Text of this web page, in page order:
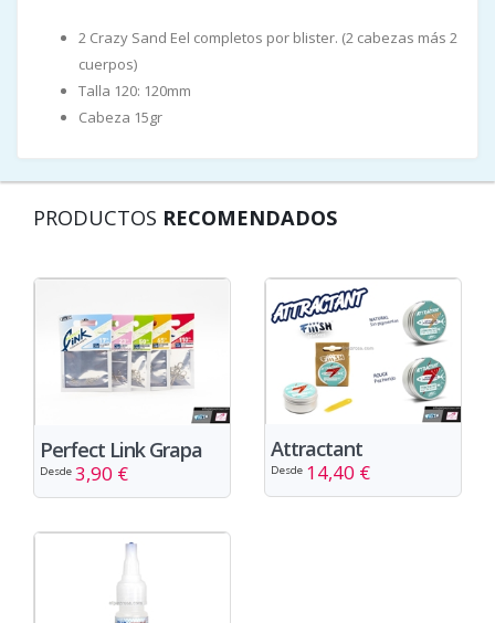
2 Crazy Sand Eel completos por blister. (2 cabezas más 2
cuerpos)
Talla 120: 120mm
Cabeza 15gr
PRODUCTOS RECOMENDADOS
Perfect Link Grapa
Desde 3,90 €
Attractant
Desde 14,40 €